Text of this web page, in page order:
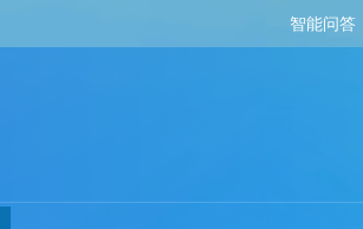
智能问答